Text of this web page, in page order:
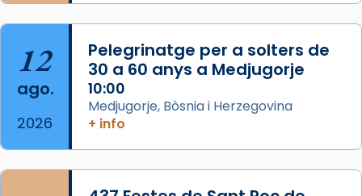
Mataró en reivindicarà les relíq
Foto
View on Facebook ·
12
ago.
2026
Pelegrinatge per a solters de
30 a 60 anys a Medjugorje
10:00
Medjugorje, Bòsnia i Herzegovina
+ info